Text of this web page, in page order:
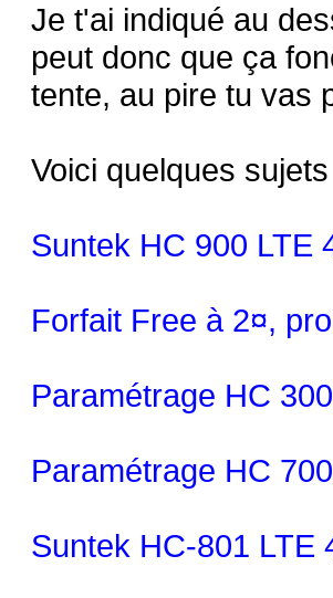
Je t'ai indiqué au
peut donc que ça
tente, au pire tu vas
Voici quelques
Suntek HC 900 LTE
Forfait Free à 2¤,
Paramétrage HC
Paramétrage HC
Suntek HC-801 LTE